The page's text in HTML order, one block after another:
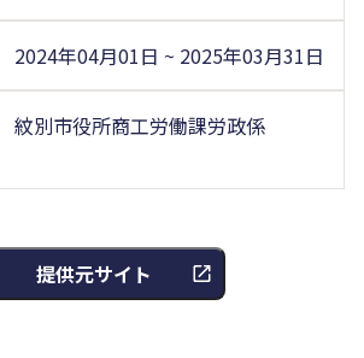
2024年04月01日 ~ 2025年03月31日
紋別市役所商工労働課労政係
提供元サイト